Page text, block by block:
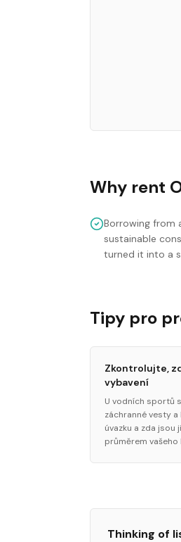
Why rent
Borrowing from
sustainable
turned it into a
Tipy pro
Zkontrolujte,
vybavení
U vodních sportů
záchranné vesty
úvazku a zda
průměrem vašeho
Thinking of